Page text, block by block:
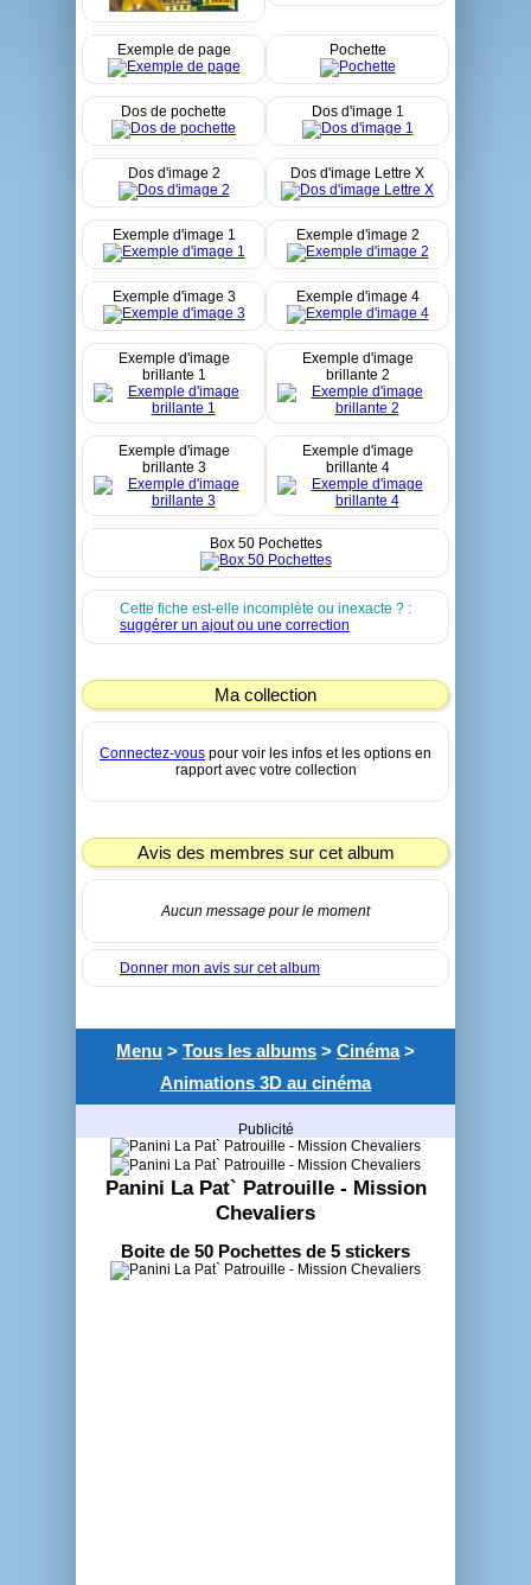
Exemple de page Pochette
Dos de pochette Dos d'image 1
Dos d'image 2 Dos d'image Lettre X
Exemple d'image 1 Exemple d'image 2
Exemple d'image 3 Exemple d'image 4
Exemple d'image
brillante 1
Exemple d'image
brillante 2
Exemple d'image
brillante 3
Exemple d'image
brillante 4
Box 50 Pochettes
Cette fiche est-elle incomplète ou inexacte ? :
suggérer un ajout ou une correction
Ma collection
Connectez-vous pour voir les infos et les options en
rapport avec votre collection
Avis des membres sur cet album
Aucun message pour le moment
Donner mon avis sur cet album
Menu > Tous les albums > Cinéma>
Animations 3D au cinéma
Publicité
Panini La Pat` Patrouille - Mission
Chevaliers
Boite de 50 Pochettes de 5 stickers